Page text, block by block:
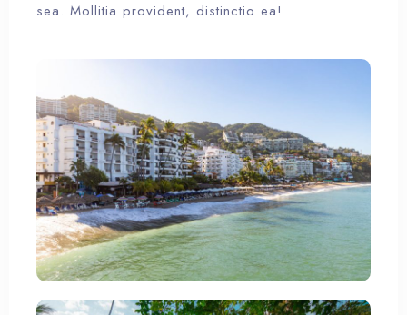
sea. Mollitia provident, distinctio ea!